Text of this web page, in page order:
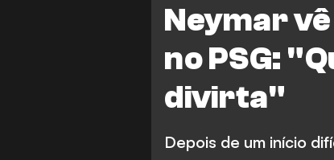
Neymar
no PSG:
divirta"
Depois de um início